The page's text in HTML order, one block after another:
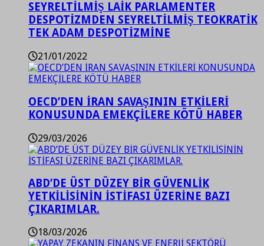
SEYRELTİLMİŞ LAİK PARLAMENTER
DESPOTİZMDEN SEYRELTİLMİŞ TEOKRATİK
TEK ADAM DESPOTİZMİNE
21/01/2022
OECD’DEN İRAN SAVAŞININ ETKİLERİ
KONUSUNDA EMEKÇİLERE KÖTÜ HABER
29/03/2026
ABD’DE ÜST DÜZEY BİR GÜVENLİK
YETKİLİSİNİN İSTİFASI ÜZERİNE BAZI
ÇIKARIMLAR.
18/03/2026